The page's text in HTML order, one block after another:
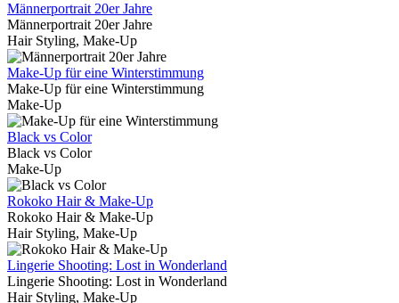
Männerportrait 20er Jahre
Männerportrait 20er Jahre
Hair Styling, Make-Up
Make-Up für eine Winterstimmung
Make-Up für eine Winterstimmung
Make-Up
Black vs Color
Black vs Color
Make-Up
Rokoko Hair & Make-Up
Rokoko Hair & Make-Up
Hair Styling, Make-Up
Lingerie Shooting: Lost in Wonderland
Lingerie Shooting: Lost in Wonderland
Hair Styling, Make-Up